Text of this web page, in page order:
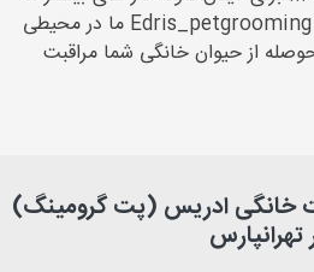
را در اينستاگرام دنبال كنين Edris_petgrooming ما در محيطى
از حيوان خانگى شما مراقبت
خانگی ادریس (پت گرومینگ)
تهرانپارس